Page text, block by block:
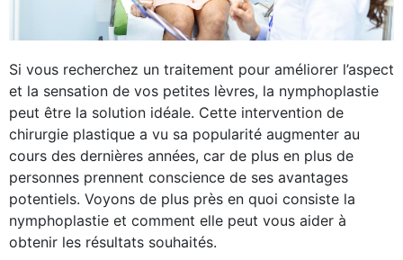
BEAUTÉ
Si vous recherchez un traitement pour améliorer l’aspect
et la sensation de vos petites lèvres, la nymphoplastie
peut être la solution idéale. Cette intervention de
chirurgie plastique a vu sa popularité augmenter au
cours des dernières années, car de plus en plus de
personnes prennent conscience de ses avantages
potentiels. Voyons de plus près en quoi consiste la
nymphoplastie et comment elle peut vous aider à
obtenir les résultats souhaités.